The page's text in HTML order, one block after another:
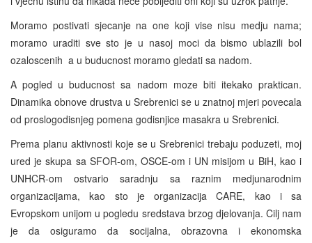
Moramo postivati sjecanje na one koji vise nisu medju nama;
moramo uraditi sve sto je u nasoj moci da bismo ublazili bol
ozaloscenih ­ a u buducnost moramo gledati sa nadom.
A pogled u buducnost sa nadom moze biti itekako praktican.
Dinamika obnove drustva u Srebrenici se u znatnoj mjeri povecala
od proslogodisnjeg pomena godisnjice masakra u Srebrenici.
Prema planu aktivnosti koje se u Srebrenici trebaju poduzeti, moj
ured je skupa sa SFOR-om, OSCE-om i UN misijom u BiH, kao i
UNHCR-om ostvario saradnju sa raznim medjunarodnim
organizacijama, kao sto je organizacija CARE, kao i sa
Evropskom unijom u pogledu sredstava brzog djelovanja. Cilj nam
je da osiguramo da socijalna, obrazovna i ekonomska